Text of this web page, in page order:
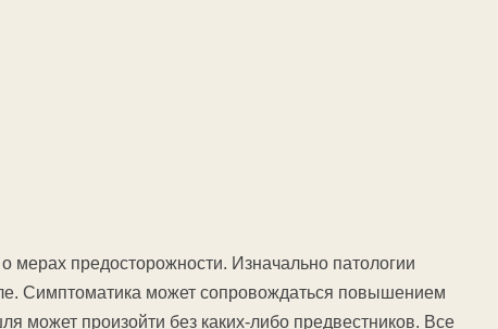
мерах предосторожности. Изначально патологии
Симптоматика может сопровождаться повышением
может произойти без каких-либо предвестников. Все